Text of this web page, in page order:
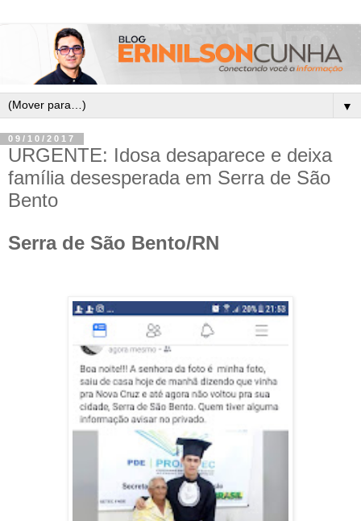
▼
09/10/2017
URGENTE: Idosa desaparece e deixa
família desesperada em Serra de São
Bento
Serra de São Bento/RN